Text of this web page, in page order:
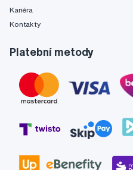
Kariéra
Kontakty
Platební metody